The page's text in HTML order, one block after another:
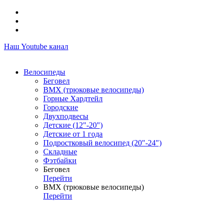
Наш Youtube канал
Велосипеды
Беговел
ВМХ (трюковые велосипеды)
Горные Хардтейл
Городские
Двухподвесы
Детские (12"-20")
Детские от 1 года
Подростковый велосипед (20"-24")
Складные
Фэтбайки
Беговел
Перейти
ВМХ (трюковые велосипеды)
Перейти